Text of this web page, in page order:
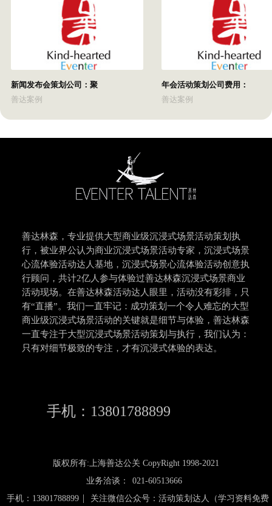
新闻发布会策划公司：聚
善达案例
年会活动策划公司费用：
善达案例
善达林森，专业提供大型商业级沉浸式场景活动策划执
行，被业界公认为商业沉浸式场景活动专家，沉浸式场景
心流体验活动达人基地，沉浸式场景心流体验活动创意执
行顾问，共计2亿人参与体验过善达林森沉浸式场景商业
活动现场。在善达林森活动达人眼里，活动没有彩排，只
有“直播”。我们一直牢记：成功策划一个令人难忘的大型
商业级沉浸式场景活动的关键就是细节与体验，善达林森
一直专注于大型沉浸式场景活动策划与执行，我们认为：
只有对细节极致的专注，才有沉浸式体验的表达。
手机：13801788899
版权所有:上海善达公关 CopyRight 1998-2021
业务洽谈：
021-60513666
手机：13801788899
关注微信公众号：活动策划达人（学习资料免费